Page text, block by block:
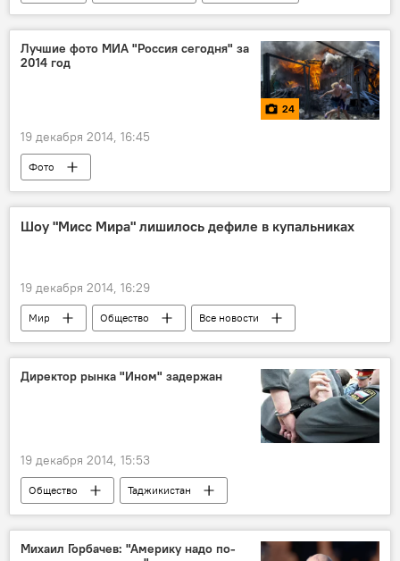
Украина
Китай
Владимир Путин
Петр Порошенко
Цинь Ган
СПЧ
ЮКОС
Лучшие фото МИА "Россия сегодня" за
2014 год
24
19 декабря 2014, 16:45
Фото
Шоу "Мисс Мира" лишилось дефиле в купальниках
19 декабря 2014, 16:29
Мир Общество
Все новости
США
Ролен Штраус
Директор рынка "Ином" задержан
19 декабря 2014, 15:53
Общество
Таджикистан
Все новости
Санавбар Абдуллоева
Толиб Назаров
Михаил Горбачев: "Америку надо по-